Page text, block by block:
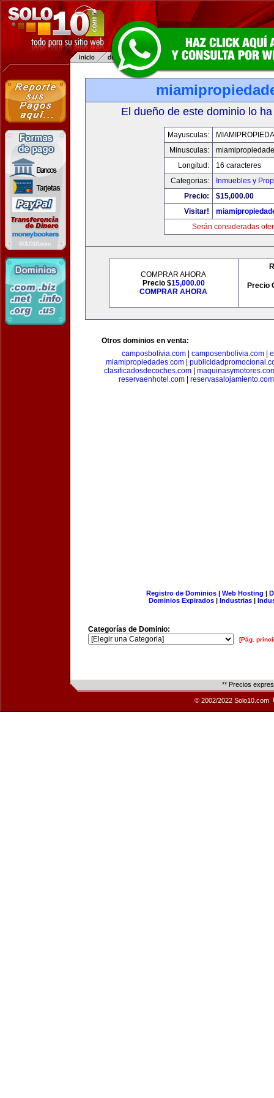
El dueño de este dominio lo
Mayusculas:
Minusculas:
Longitud:
16 caracteres
Categorias:
Inmuebles y
Precio:
$15,000.00
Visitar!
Serán consideradas
COMPRAR AHORA
Precio $15,000.00
COMPRAR AHORA
Precio
Otros dominios en venta:
camposbolivia.com| camposenbolivia.com|
miamipropiedades.com
clasificadosdecoches.com
reservaenhotel.com| reservasalojamiento.com
Registro de Dominios| Web Hosting |
Dominios Expirados | Industrias |
Categorías de Dominio:
[Pág.
** Precios
© 2002/2022 Solo10.com